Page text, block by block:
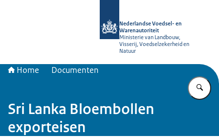
Nederlandse Voedsel- en
Warenautoriteit
Ministerie van Landbouw,
Visserij, Voedselzekerheid en
Natuur
Home Documenten
Sri Lanka Bloembollen
exporteisen